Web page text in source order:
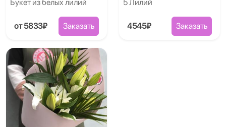
Букет из белых лилий
от 5833₽ Заказать
5 Лилий
4545₽ Заказать